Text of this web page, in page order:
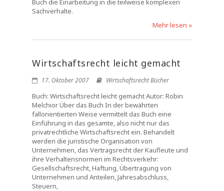
Buch die Einarbeitung in die teilweise komplexen
Sachverhalte.
Mehr lesen »
Wirtschaftsrecht leicht gemacht
17. Oktober 2007 Wirtschaftsrecht Bücher
Buch: Wirtschaftsrecht leicht gemacht Autor: Robin
Melchior Über das Buch In der bewährten
fallorientierten Weise vermittelt das Buch eine
Einführung in das gesamte, also nicht nur das
privatrechtliche Wirtschaftsrecht ein. Behandelt
werden die juristische Organisation von
Unternehmen, das Vertragsrecht der Kaufleute und
ihre Verhaltensnormen im Rechtsverkehr:
Gesellschaftsrecht, Haftung, Übertragung von
Unternehmen und Anteilen, Jahresabschluss,
Steuern,